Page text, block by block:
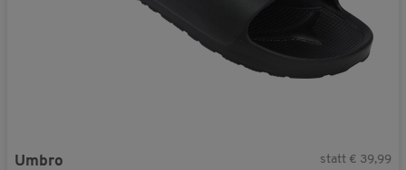
Umbro statt € 39,99